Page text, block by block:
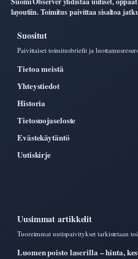
layoutiin. Toimitus paivittaa sisaltoa
Suositut
Paivittaiset toimitusbriefit ja
Tietoa meistä
Yhteystiedot
Historia
Tietosuojaseloste
Evästekäytäntö
Uutiskirje
Uusimmat artikkelit
Tuoreimmat uutispaivitykset tarkistetaan
Luomen poisto laserilla – hinta,